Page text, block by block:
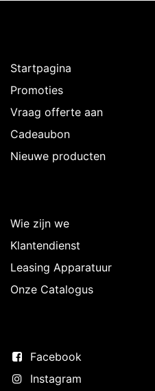
Startpagina
Promoties
Vraag offerte aan
Cadeaubon
Nieuwe producten
Wie zijn we
Klantendienst
Leasing Apparatuur
Onze Catalogus
Facebook
Instagram